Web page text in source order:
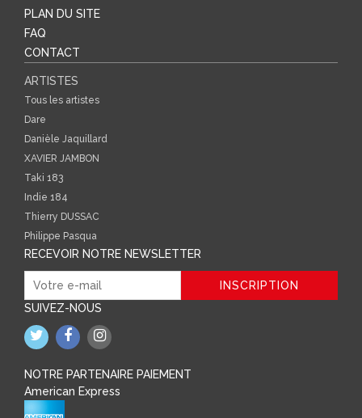
PLAN DU SITE
FAQ
CONTACT
ARTISTES
Tous les artistes
Dare
Danièle Jaquillard
XAVIER JAMBON
Taki 183
Indie 184
Thierry DUSSAC
Philippe Pasqua
RECEVOIR NOTRE NEWSLETTER
SUIVEZ-NOUS
NOTRE PARTENAIRE PAIEMENT
American Express